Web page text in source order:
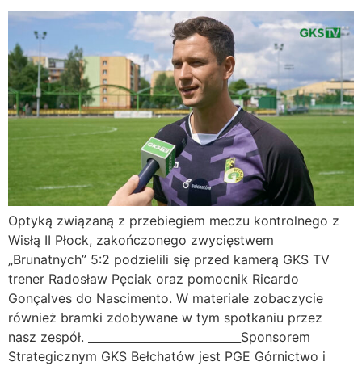
Optyką związaną z przebiegiem meczu kontrolnego z
Wisłą II Płock, zakończonego zwycięstwem
„Brunatnych” 5:2 podzielili się przed kamerą GKS TV
trener Radosław Pęciak oraz pomocnik Ricardo
Gonçalves do Nascimento. W materiale zobaczycie
również bramki zdobywane w tym spotkaniu przez
nasz zespół. ___________________________Sponsorem
Strategicznym GKS Bełchatów jest PGE Górnictwo i